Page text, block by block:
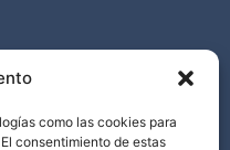
como las cookies para
consentimiento de estas